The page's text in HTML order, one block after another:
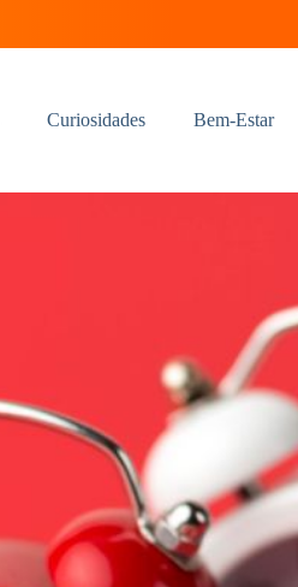
Curiosidades Bem-Estar